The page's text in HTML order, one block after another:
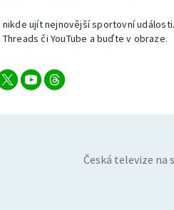
nikde ujít nejnovější sportovní
či YouTube a buďte v obraze.
Česká televize na